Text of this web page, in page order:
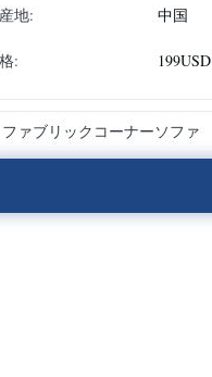
地: 中国
: 199USD
ファブリックコーナーソファ